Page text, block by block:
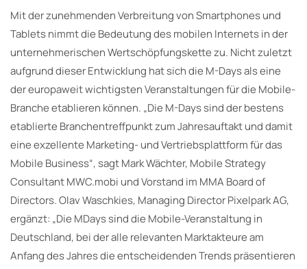
Mit der zunehmenden Verbreitung von Smartphones und
Tablets nimmt die Bedeutung des mobilen Internets in der
unternehmerischen Wertschöpfungskette zu. Nicht zuletzt
aufgrund dieser Entwicklung hat sich die M-Days als eine
der europaweit wichtigsten Veranstaltungen für die Mobile-
Branche etablieren können. „Die M-Days sind der bestens
etablierte Branchentreffpunkt zum Jahresauftakt und damit
eine exzellente Marketing- und Vertriebsplattform für das
Mobile Business“, sagt Mark Wächter, Mobile Strategy
Consultant MWC.mobi und Vorstand im MMA Board of
Directors. Olav Waschkies, Managing Director Pixelpark AG,
ergänzt: „Die MDays sind die Mobile-Veranstaltung in
Deutschland, bei der alle relevanten Marktakteure am
Anfang des Jahres die entscheidenden Trends präsentieren